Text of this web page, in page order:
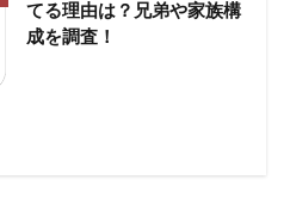
てる理由は？兄弟や家族構
成を調査！